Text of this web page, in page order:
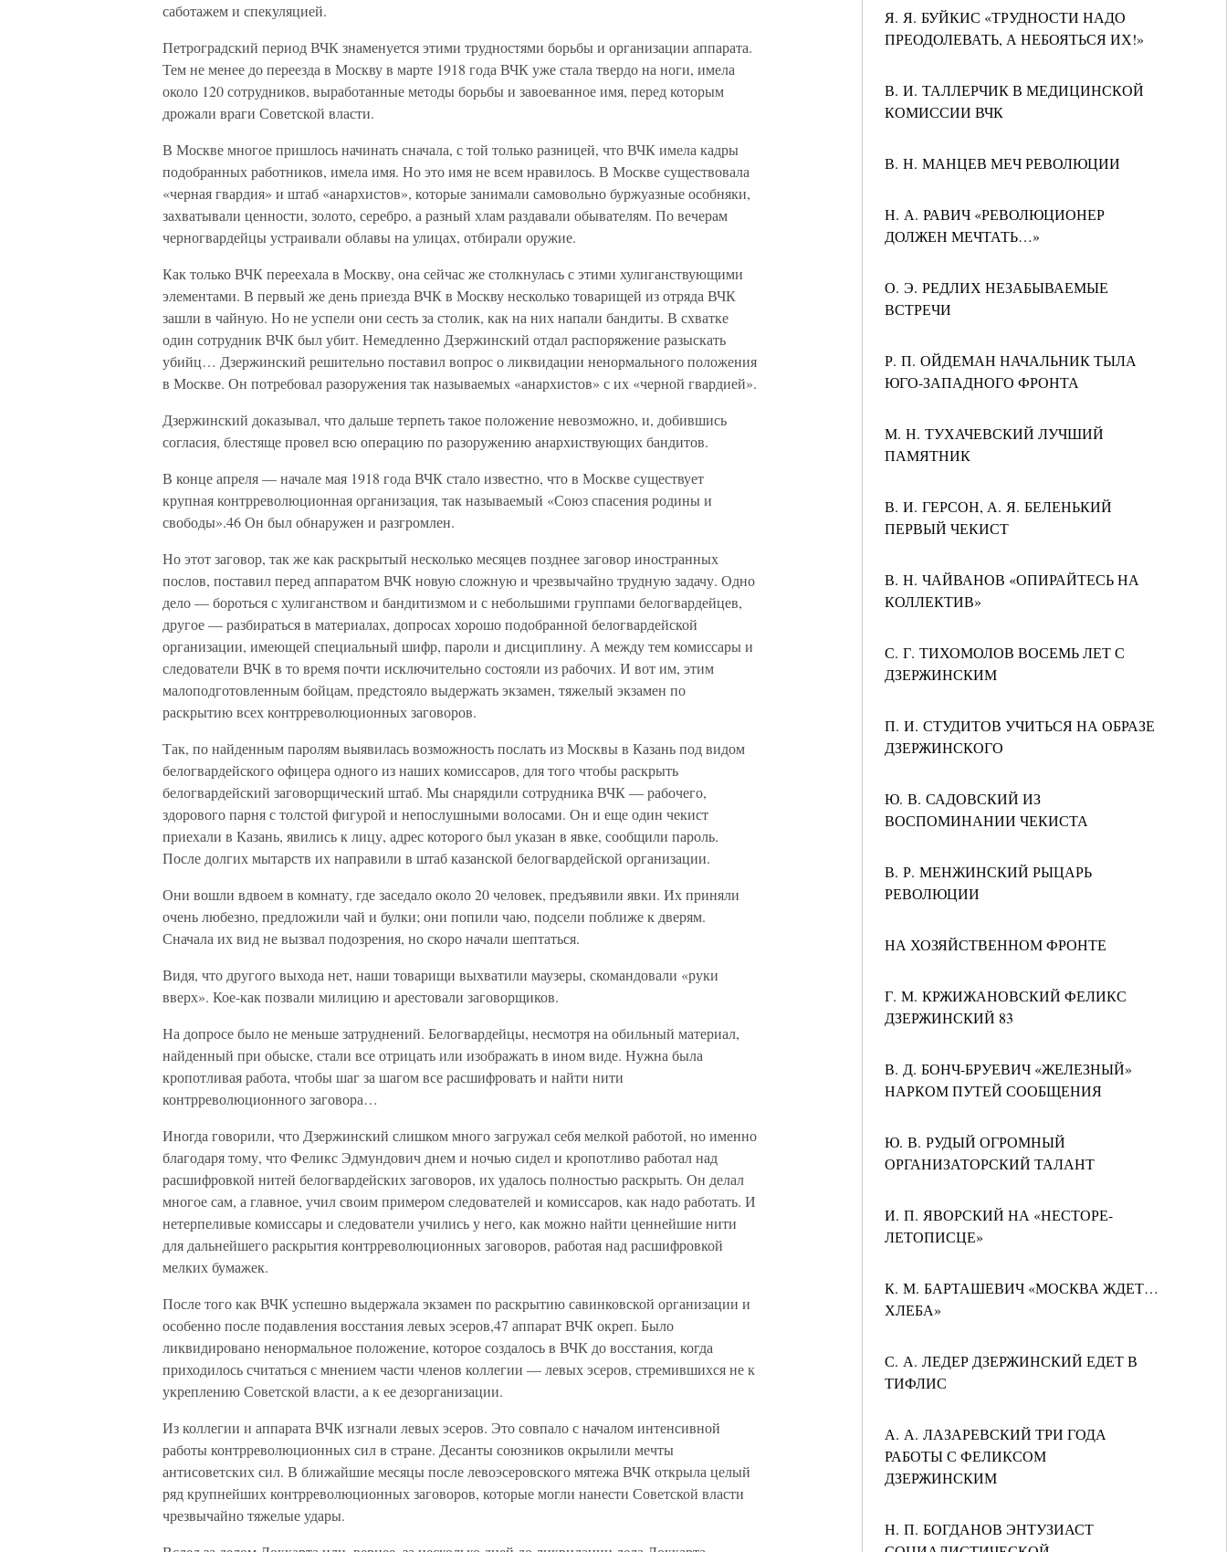
Я. Я. БУЙКИС «ТРУДНОСТИ НАДО
ПРЕОДОЛЕВАТЬ, А НЕБОЯТЬСЯ ИХ!»
В. И. ТАЛЛЕРЧИК В МЕДИЦИНСКОЙ
КОМИССИИ ВЧК
В. Н. МАНЦЕВ МЕЧ РЕВОЛЮЦИИ
Н. А. РАВИЧ «РЕВОЛЮЦИОНЕР
ДОЛЖЕН МЕЧТАТЬ…»
О. Э. РЕДЛИХ НЕЗАБЫВАЕМЫЕ
ВСТРЕЧИ
Р. П. ОЙДЕМАН НАЧАЛЬНИК ТЫЛА
ЮГО-ЗАПАДНОГО ФРОНТА
М. Н. ТУХАЧЕВСКИЙ ЛУЧШИЙ
ПАМЯТНИК
В. И. ГЕРСОН, А. Я. БЕЛЕНЬКИЙ
ПЕРВЫЙ ЧЕКИСТ
В. Н. ЧАЙВАНОВ «ОПИРАЙТЕСЬ НА
КОЛЛЕКТИВ»
С. Г. ТИХОМОЛОВ ВОСЕМЬ ЛЕТ С
ДЗЕРЖИНСКИМ
П. И. СТУДИТОВ УЧИТЬСЯ НА ОБРАЗЕ
ДЗЕРЖИНСКОГО
Ю. В. САДОВСКИЙ ИЗ
ВОСПОМИНАНИИ ЧЕКИСТА
В. Р. МЕНЖИНСКИЙ РЫЦАРЬ
РЕВОЛЮЦИИ
НА ХОЗЯЙСТВЕННОМ ФРОНТЕ
Г. М. КРЖИЖАНОВСКИЙ ФЕЛИКС
ДЗЕРЖИНСКИЙ 83
В. Д. БОНЧ-БРУЕВИЧ «ЖЕЛЕЗНЫЙ»
НАРКОМ ПУТЕЙ СООБЩЕНИЯ
Ю. В. РУДЫЙ ОГРОМНЫЙ
ОРГАНИЗАТОРСКИЙ ТАЛАНТ
И. П. ЯВОРСКИЙ НА «НЕСТОРЕ-
ЛЕТОПИСЦЕ»
К. М. БАРТАШЕВИЧ «МОСКВА ЖДЕТ…
ХЛЕБА»
С. А. ЛЕДЕР ДЗЕРЖИНСКИЙ ЕДЕТ В
ТИФЛИС
А. А. ЛАЗАРЕВСКИЙ ТРИ ГОДА
РАБОТЫ С ФЕЛИКСОМ
ДЗЕРЖИНСКИМ
Н. П. БОГДАНОВ ЭНТУЗИАСТ
саботажем и спекуляцией.
Петроградский период ВЧК знаменуется этими трудностями борьбы и организации аппарата.
Тем не менее до переезда в Москву в марте 1918 года ВЧК уже стала твердо на ноги, имела
около 120 сотрудников, выработанные методы борьбы и завоеванное имя, перед которым
дрожали враги Советской власти.
В Москве многое пришлось начинать сначала, с той только разницей, что ВЧК имела кадры
подобранных работников, имела имя. Но это имя не всем нравилось. В Москве существовала
«черная гвардия» и штаб «анархистов», которые занимали самовольно буржуазные особняки,
захватывали ценности, золото, серебро, а разный хлам раздавали обывателям. По вечерам
черногвардейцы устраивали облавы на улицах, отбирали оружие.
Как только ВЧК переехала в Москву, она сейчас же столкнулась с этими хулиганствующими
элементами. В первый же день приезда ВЧК в Москву несколько товарищей из отряда ВЧК
зашли в чайную. Но не успели они сесть за столик, как на них напали бандиты. В схватке
один сотрудник ВЧК был убит. Немедленно Дзержинский отдал распоряжение разыскать
убийц… Дзержинский решительно поставил вопрос о ликвидации ненормального положения
в Москве. Он потребовал разоружения так называемых «анархистов» с их «черной гвардией».
Дзержинский доказывал, что дальше терпеть такое положение невозможно, и, добившись
согласия, блестяще провел всю операцию по разоружению анархиствующих бандитов.
В конце апреля — начале мая 1918 года ВЧК стало известно, что в Москве существует
крупная контрреволюционная организация, так называемый «Союз спасения родины и
свободы».46 Он был обнаружен и разгромлен.
Но этот заговор, так же как раскрытый несколько месяцев позднее заговор иностранных
послов, поставил перед аппаратом ВЧК новую сложную и чрезвычайно трудную задачу. Одно
дело — бороться с хулиганством и бандитизмом и с небольшими группами белогвардейцев,
другое — разбираться в материалах, допросах хорошо подобранной белогвардейской
организации, имеющей специальный шифр, пароли и дисциплину. А между тем комиссары и
следователи ВЧК в то время почти исключительно состояли из рабочих. И вот им, этим
малоподготовленным бойцам, предстояло выдержать экзамен, тяжелый экзамен по
раскрытию всех контрреволюционных заговоров.
Так, по найденным паролям выявилась возможность послать из Москвы в Казань под видом
белогвардейского офицера одного из наших комиссаров, для того чтобы раскрыть
белогвардейский заговорщический штаб. Мы снарядили сотрудника ВЧК — рабочего,
здорового парня с толстой фигурой и непослушными волосами. Он и еще один чекист
приехали в Казань, явились к лицу, адрес которого был указан в явке, сообщили пароль.
После долгих мытарств их направили в штаб казанской белогвардейской организации.
Они вошли вдвоем в комнату, где заседало около 20 человек, предъявили явки. Их приняли
очень любезно, предложили чай и булки; они попили чаю, подсели поближе к дверям.
Сначала их вид не вызвал подозрения, но скоро начали шептаться.
Видя, что другого выхода нет, наши товарищи выхватили маузеры, скомандовали «руки
вверх». Кое-как позвали милицию и арестовали заговорщиков.
На допросе было не меньше затруднений. Белогвардейцы, несмотря на обильный материал,
найденный при обыске, стали все отрицать или изображать в ином виде. Нужна была
кропотливая работа, чтобы шаг за шагом все расшифровать и найти нити
контрреволюционного заговора…
Иногда говорили, что Дзержинский слишком много загружал себя мелкой работой, но именно
благодаря тому, что Феликс Эдмундович днем и ночью сидел и кропотливо работал над
расшифровкой нитей белогвардейских заговоров, их удалось полностью раскрыть. Он делал
многое сам, а главное, учил своим примером следователей и комиссаров, как надо работать. И
нетерпеливые комиссары и следователи учились у него, как можно найти ценнейшие нити
для дальнейшего раскрытия контрреволюционных заговоров, работая над расшифровкой
мелких бумажек.
После того как ВЧК успешно выдержала экзамен по раскрытию савинковской организации и
особенно после подавления восстания левых эсеров,47 аппарат ВЧК окреп. Было
ликвидировано ненормальное положение, которое создалось в ВЧК до восстания, когда
приходилось считаться с мнением части членов коллегии — левых эсеров, стремившихся не к
укреплению Советской власти, а к ее дезорганизации.
Из коллегии и аппарата ВЧК изгнали левых эсеров. Это совпало с началом интенсивной
работы контрреволюционных сил в стране. Десанты союзников окрылили мечты
антисоветских сил. В ближайшие месяцы после левоэсеровского мятежа ВЧК открыла целый
ряд крупнейших контрреволюционных заговоров, которые могли нанести Советской власти
чрезвычайно тяжелые удары.